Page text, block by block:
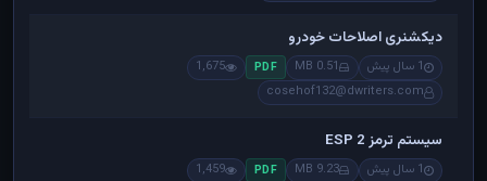
دیکشنری اصلاحات خودرو
1 سال پیش 0.51 MB
PDF
1,675
cosehof132@dwriters.com
سیستم ترمز ESP 2
1 سال پیش 9.23 MB
PDF
1,459